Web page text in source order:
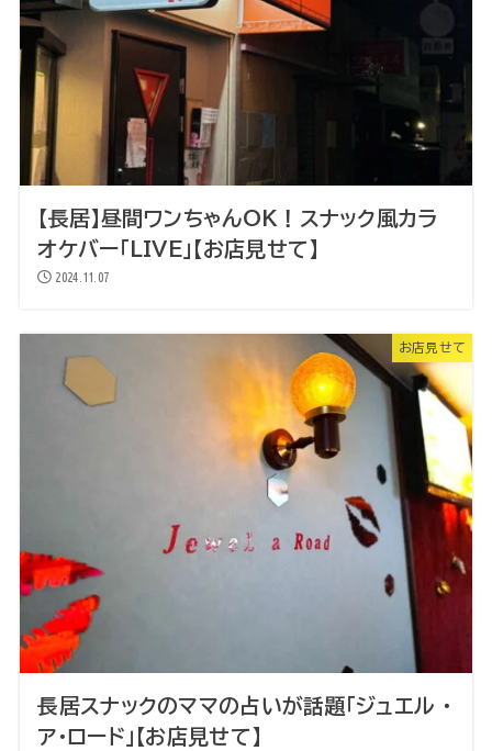
【長居】昼間ワンちゃんOK！スナック風カラ
オケバー「LIVE」【お店見せて】
2024.11.07
お店見せて
長居スナックのママの占いが話題「ジュエル ・
ア・ロード」【お店見せて】